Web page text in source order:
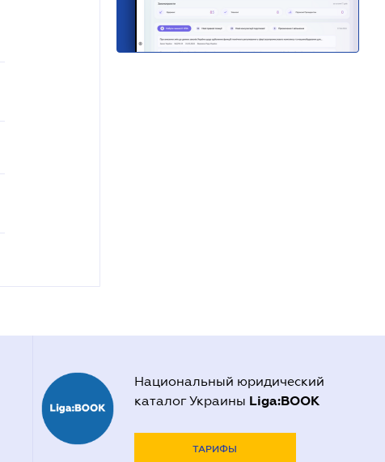
Национальный юридический
каталог Украины Liga:BOOK
ТАРИФЫ